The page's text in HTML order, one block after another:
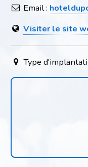
Email :
Visiter le site
Type